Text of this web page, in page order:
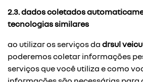
2.3. dados coletados
tecnologias similares
ao utilizar os serviços da drsul
poderemos coletar informações
serviços que você utiliza e como